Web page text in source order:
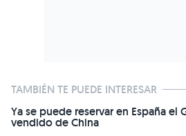
TAMBIÉN TE PUEDE INTERESAR
Ya se puede reservar en España el
vendido de China